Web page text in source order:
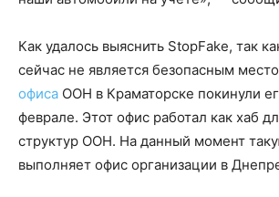
Как удалось выяснить StopFake, так
сейчас не является безопасным
офиса ООН в Краматорске покинули
феврале. Этот офис работал как хаб
структур ООН. На данный момент
выполняет офис организации в